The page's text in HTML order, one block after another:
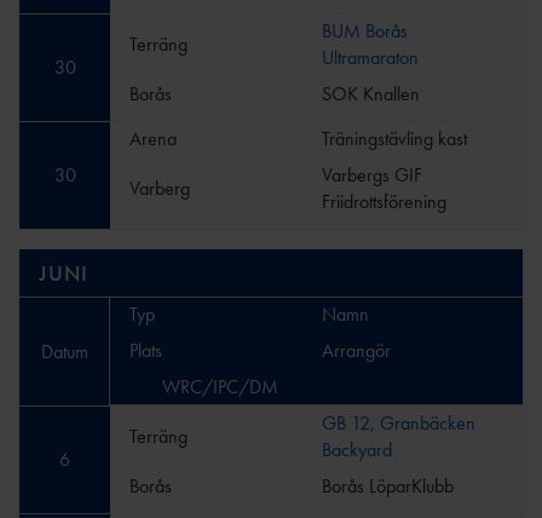
30
Terräng
BUM Borås
Ultramaraton
Borås
SOK Knallen
30
Arena
Träningstävling kast
Varberg
Varbergs GIF
Friidrottsförening
JUNI
Datum
Typ
Namn
Plats
Arrangör
WRC/IPC/DM
6
Terräng
GB 12, Granbäcken
Backyard
Borås
Borås LöparKlubb